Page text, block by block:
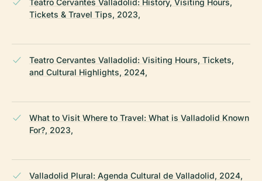
Tickets & Travel Tips, 2023,
Teatro Cervantes Valladolid: Visiting Hours, Tickets,
and Cultural Highlights, 2024,
What to Visit Where to Travel: What is Valladolid Known
For?, 2023,
Valladolid Plural: Agenda Cultural de Valladolid, 2024,